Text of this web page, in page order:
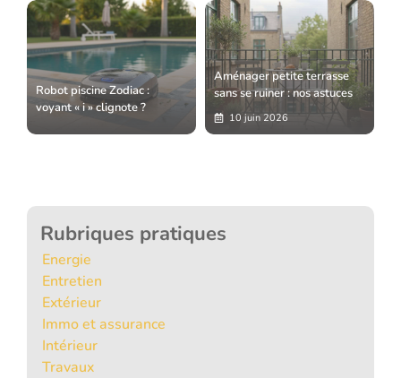
Robot piscine Zodiac :
voyant « i » clignote ?
Aménager petite terrasse
sans se ruiner : nos astuces
10 juin 2026
Rubriques pratiques
Energie
Entretien
Extérieur
Immo et assurance
Intérieur
Travaux